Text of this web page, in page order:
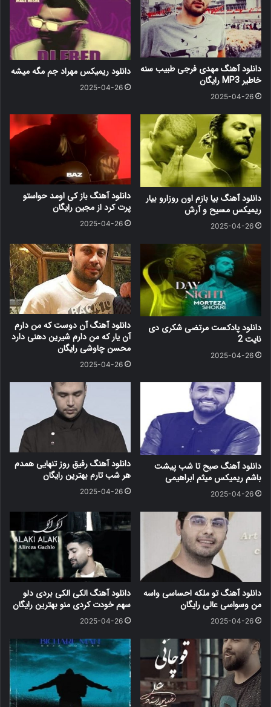
دانلود آهنگ مهدی فرجی طبیب سنه
خاطیر MP3 رایگان
2025-04-26
دانلود ریمیکس مهراد جم مگه میشه
2025-04-26
دانلود آهنگ بیا بازم اون روزارو بیار
ریمیکس مسیح و آرش
2025-04-26
دانلود آهنگ باز کی اومد حواستو
پرت کرد از مجین رایگان
2025-04-26
دانلود پادکست مرتضی شکری دی
نایت 2
2025-04-26
دانلود آهنگ آن دوست که من دارم
آن یار که من دارم شیرین دهنی دارد
محسن چاوشی رایگان
2025-04-26
دانلود آهنگ صبح تا شب پیشت
باشم ریمیکس میثم ابراهیمی
2025-04-26
دانلود آهنگ رفیق روز تنهایی همدم
هر شب تارم بهترین رایگان
2025-04-26
دانلود آهنگ تو ملکه احساسی واسه
من وسواسی عالی رایگان
2025-04-26
دانلود آهنگ الکی الکی بردی دلو
سهم خودت کردی منو بهترین رایگان
2025-04-26